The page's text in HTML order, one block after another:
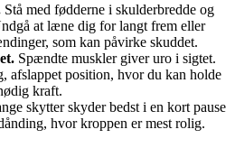
Stå med fødderne i skulderbredde og
at læne dig for langt frem eller
som kan påvirke skuddet.
Spændte muskler giver uro i sigtet.
afslappet position, hvor du kan holde
kraft.
skytter skyder bedst i en kort pause
hvor kroppen er mest rolig.